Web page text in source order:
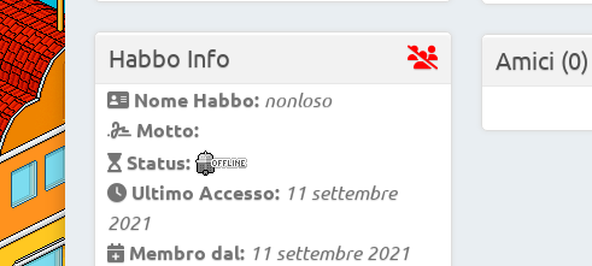
Habbo Info
Nome Habbo: nonloso
Motto:
Status:
Ultimo Accesso: 11 settembre
2021
Membro dal: 11 settembre 2021
Amici (0)